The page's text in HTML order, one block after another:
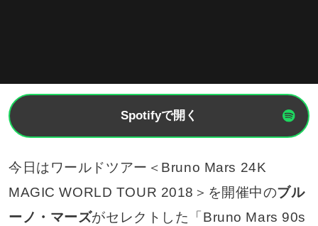
Spotifyで開く
今日はワールドツアー＜Bruno Mars 24K
MAGIC WORLD TOUR 2018＞を開催中のブル
ーノ・マーズがセレクトした「Bruno Mars 90s